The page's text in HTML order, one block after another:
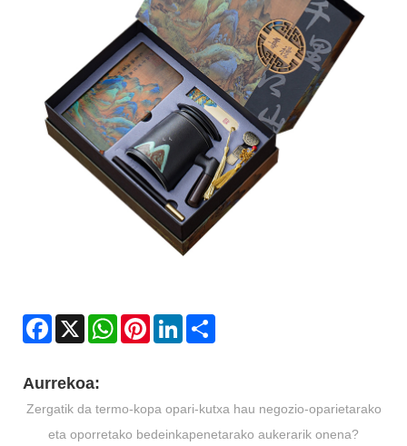
Facebook
X WhatsAppPinterestLinkedIn
Aurrekoa:
Zergatik da termo-kopa opari-kutxa hau negozio-oparietarako
eta oporretako bedeinkapenetarako aukerarik onena?